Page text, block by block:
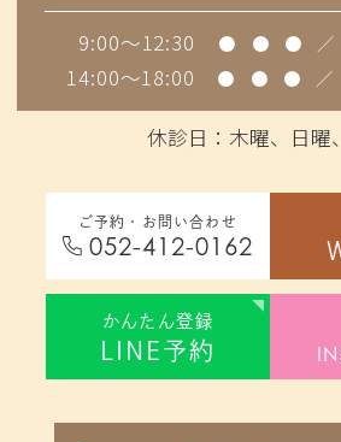
9:00～12:30 ● ● ● ／
14:00～18:00 ● ● ● ／
休診日：木曜、日曜
ご予約・お問い合わせ
052-412-0162
かんたん登録
LINE 予約